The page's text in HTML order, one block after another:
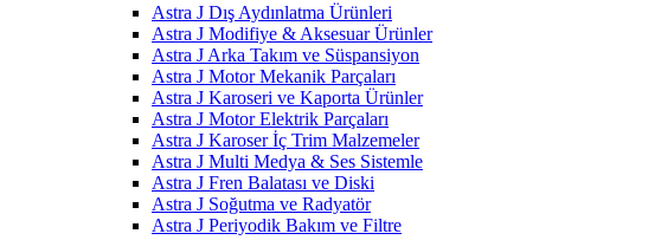
Astra J Dış Aydınlatma Ürünleri
Astra J Modifiye & Aksesuar Ürünler
Astra J Arka Takım ve Süspansiyon
Astra J Motor Mekanik Parçaları
Astra J Karoseri ve Kaporta Ürünler
Astra J Motor Elektrik Parçaları
Astra J Karoser İç Trim Malzemeler
Astra J Multi Medya & Ses Sistemle
Astra J Fren Balatası ve Diski
Astra J Soğutma ve Radyatör
Astra J Periyodik Bakım ve Filtre